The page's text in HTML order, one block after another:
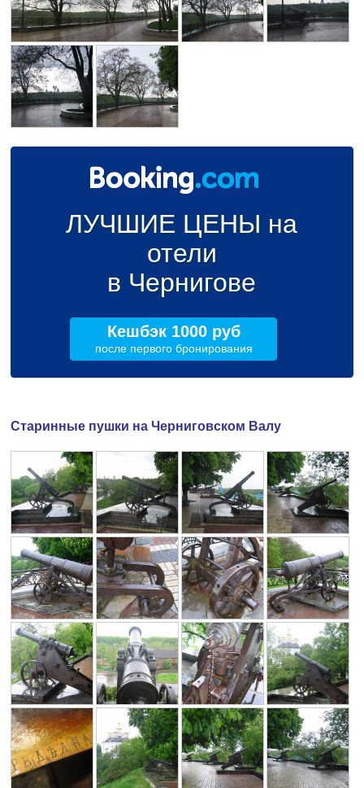
ЛУЧШИЕ ЦЕНЫ на
отели
в Чернигове
Кешбэк 1000 руб
после первого бронирования
Старинные пушки на Черниговском Валу